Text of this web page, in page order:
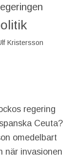
Kristersson
regering
Ceuta?
omedelbart
när invasionen